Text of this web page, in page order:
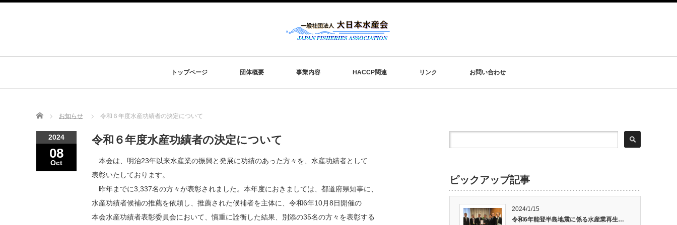
トップページ 団体概要 事業内容 HACCP関連 リンク お問い合わせ
Home お知らせ 令和６年度水産功績者の決定について
2024
08
Oct
令和６年度水産功績者の決定について
本会は、明治23年以来水産業の振興と発展に功績のあった方々を、水産功績者として
表彰いたしております。
昨年までに3,337名の方々が表彰されました。本年度におきましては、都道府県知事に、
水産功績者候補の推薦を依頼し、推薦された候補者を主体に、令和6年10月8日開催の
本会水産功績者表彰委員会において、慎重に詮衡した結果、別添の35名の方々を表彰する
ピックアップ記事
2024/1/15
令和6年能登半島地震に係る水産業再生…